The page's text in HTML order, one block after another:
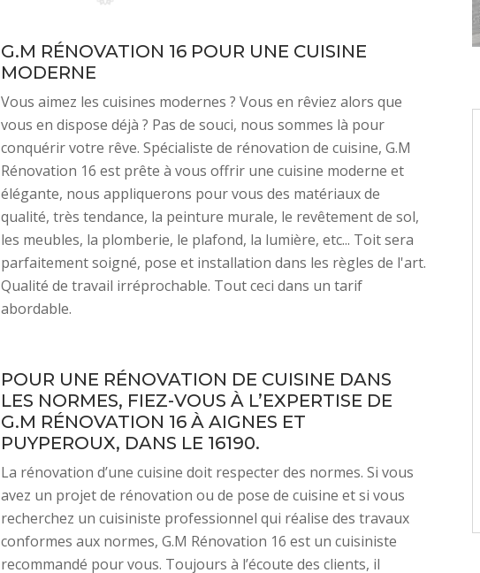
G.M RÉNOVATION 16 POUR UNE CUISINE
MODERNE
Vous aimez les cuisines modernes ? Vous en rêviez alors que
vous en dispose déjà ? Pas de souci, nous sommes là pour
conquérir votre rêve. Spécialiste de rénovation de cuisine, G.M
Rénovation 16 est prête à vous offrir une cuisine moderne et
élégante, nous appliquerons pour vous des matériaux de
qualité, très tendance, la peinture murale, le revêtement de sol,
les meubles, la plomberie, le plafond, la lumière, etc... Toit sera
parfaitement soigné, pose et installation dans les règles de l'art.
Qualité de travail irréprochable. Tout ceci dans un tarif
abordable.
POUR UNE RÉNOVATION DE CUISINE DANS
LES NORMES, FIEZ-VOUS À L’EXPERTISE DE
G.M RÉNOVATION 16 À AIGNES ET
PUYPEROUX, DANS LE 16190.
La rénovation d’une cuisine doit respecter des normes. Si vous
avez un projet de rénovation ou de pose de cuisine et si vous
recherchez un cuisiniste professionnel qui réalise des travaux
conformes aux normes, G.M Rénovation 16 est un cuisiniste
recommandé pour vous. Toujours à l’écoute des clients, il